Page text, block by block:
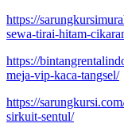
https://
sewa-tirai-hitam-
https://
meja-vip-kaca-tangsel/
https://
sirkuit-sentul/